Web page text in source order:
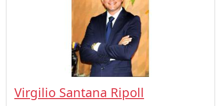
Virgilio Santana Ripoll